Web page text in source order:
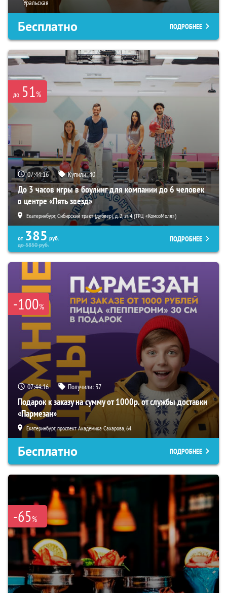
Уральская
Бесплатно ПОДРОБНЕЕ
до 51%
07:44:15 Купили:40
До 3 часов игры в боулинг для компании до 6 человек
в центре «Пять звезд»
Екатеринбург, Сибирский тракт (дублер), д. 2, эт. 4 (ТРЦ «КомсоМолл»)
от 385 руб.
до5850руб.
ПОДРОБНЕЕ
-100%
07:44:15 Получили: 37
Подарок к заказу на сумму от 1000р. от службы доставки
«Пармезан»
Екатеринбург, проспект Академика Сахарова, 64
Бесплатно ПОДРОБНЕЕ
-65%